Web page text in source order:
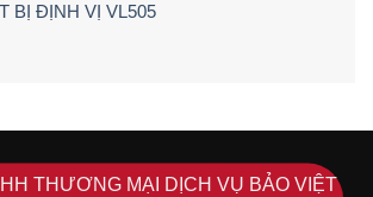
BỊ ĐỊNH VỊ VL505
THƯƠNG MẠI DỊCH VỤ BẢO VIỆT